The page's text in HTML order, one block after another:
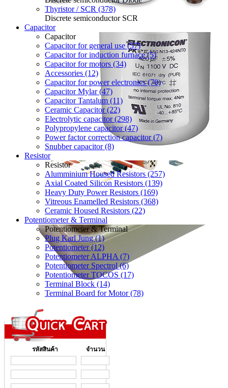
Thyristor / SCR (378)
Discrete semiconductor SCR
Capacitor
Capacitor
Capacitor for general use (57)
Capacitor for induction furnace (5)
Capacitor for motors (34)
Accessories (12)
Capacitor for power electronics (70)
Capacitor Mylar (47)
Capacitor Tantalum (11)
Ceramic Capacitor (22)
Electrolytic capacitor (298)
Polypropylene capacitor (47)
Power factor correction capacitor (7)
Snubber capacitor (8)
Resistor
Resistor
Alumminium Housed Resistors (257)
Axial Coated Silicon Resistors (139)
Heavy Duty Power Resistors (169)
Vitreous Enamelled Resistors (368)
Ceramic Housed Resistors (22)
Potentiometer & Terminal
Potentiometer & Terminal
Plug Karl Jung (1)
Potentiometer (12)
Potentiometer ALPHA (7)
Potentiometer Spectrol (6)
Potentiometer TOCOS (17)
Terminal Block (14)
Terminal Board for Motor (78)
รหัสสินค้า จำนวน